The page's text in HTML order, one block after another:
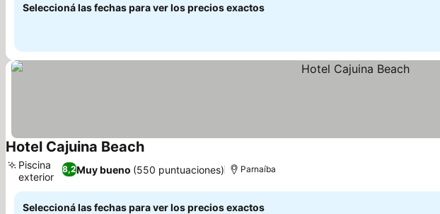
Seleccioná las fechas para ver los precios exactos
Hotel Cajuina Beach
8,2Muy bueno (550 puntuaciones)
Piscina
exterior
Parnaíba
Seleccioná las fechas para ver los precios exactos